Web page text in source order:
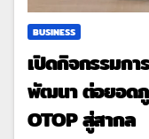
BUSINESS
เปิดกิจกรรมกา
พัฒนา ต่อยอด
OTOP สู่สากล